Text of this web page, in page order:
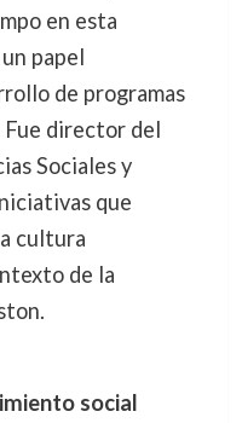
en esta
papel
de programas
director del
Sociales y
que
cultura
de la
social